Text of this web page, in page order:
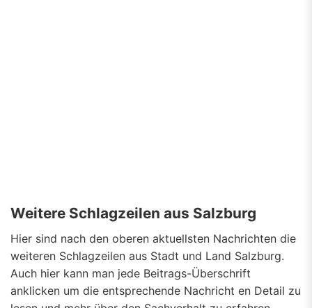
Weitere Schlagzeilen aus Salzburg
Hier sind nach den oberen aktuellsten Nachrichten die
weiteren Schlagzeilen aus Stadt und Land Salzburg.
Auch hier kann man jede Beitrags-Überschrift
anklicken um die entsprechende Nachricht en Detail zu